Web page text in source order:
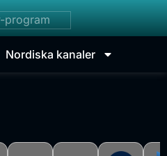
Nordiska kanaler